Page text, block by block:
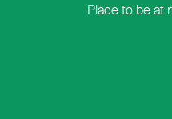
Place to be at